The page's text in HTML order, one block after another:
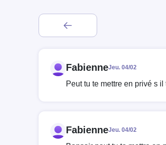
FabienneJeu. 04/02
Peut tu te mettre en privé s il
FabienneJeu. 04/02